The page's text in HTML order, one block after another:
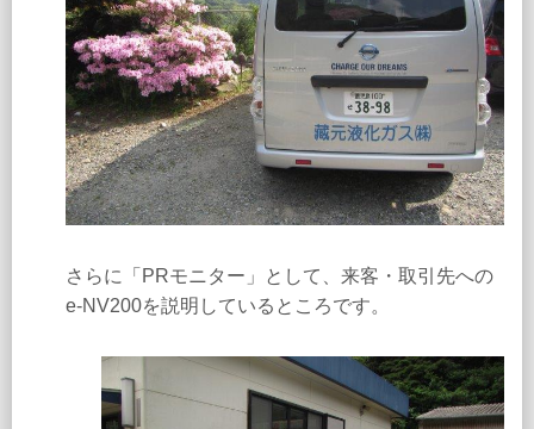
さらに「PRモニター」として、来客・取引先への
e-NV200を説明しているところです。